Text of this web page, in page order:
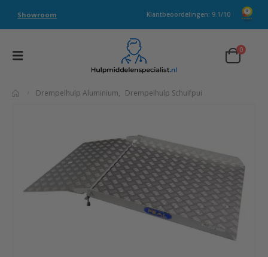
Showroom Klantbeoordelingen: 9.1/10
0
Drempelhulp Aluminium, Drempelhulp Schuifpui